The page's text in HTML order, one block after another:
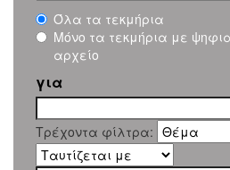
Όλα τα τεκμήρια
Μόνο τα τεκμήρια με
αρχείο
για
Τρέχοντα φίλτρα: